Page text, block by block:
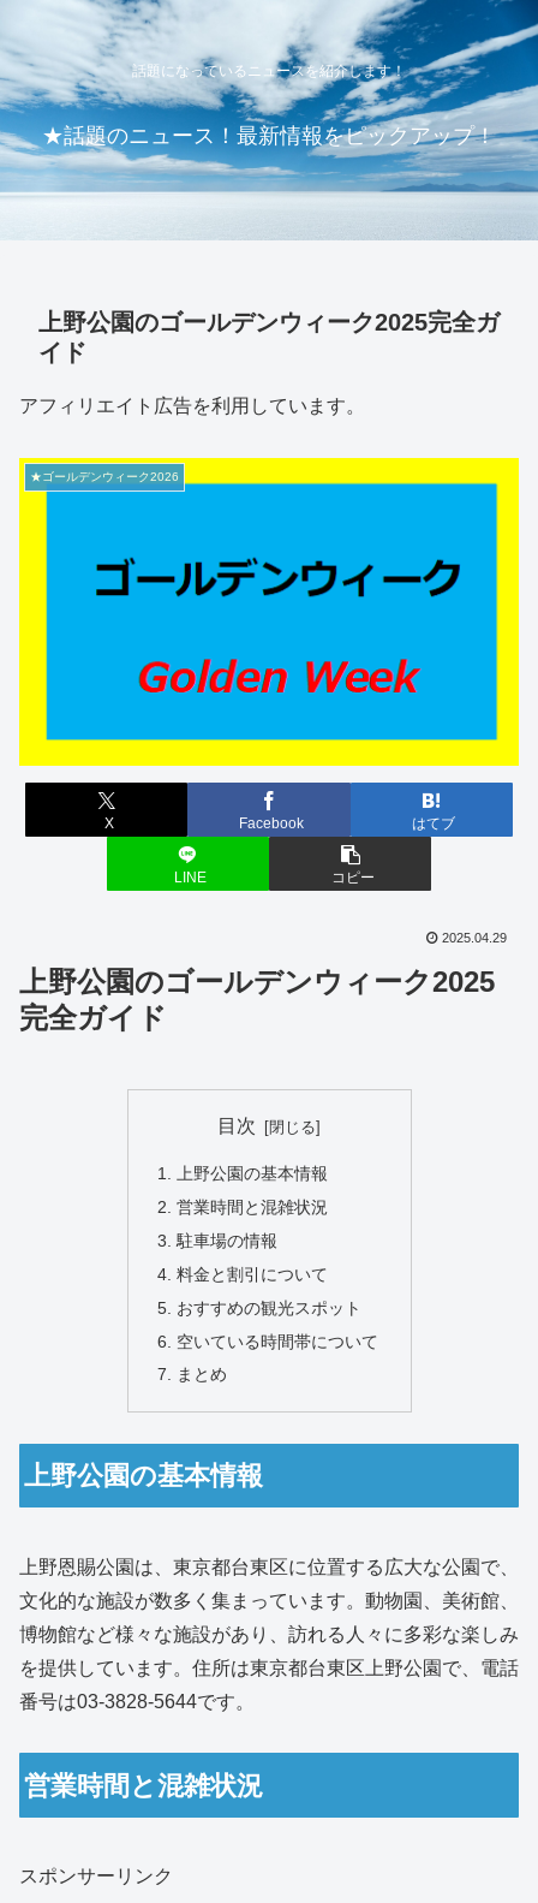
話題になっているニュースを紹介します！
★話題のニュース！最新情報をピックアップ！
上野公園のゴールデンウィーク2025完全ガ
イド
アフィリエイト広告を利用しています。
★ゴールデンウィーク2026
X Facebook はてブ
LINE コピー
2025.04.29
上野公園のゴールデンウィーク2025
完全ガイド
目次
上野公園の基本情報
営業時間と混雑状況
駐車場の情報
料金と割引について
おすすめの観光スポット
空いている時間帯について
まとめ
上野公園の基本情報
上野恩賜公園は、東京都台東区に位置する広大な公園で、
文化的な施設が数多く集まっています。動物園、美術館、
博物館など様々な施設があり、訪れる人々に多彩な楽しみ
を提供しています。住所は東京都台東区上野公園で、電話
番号は03-3828-5644です。
営業時間と混雑状況
スポンサーリンク